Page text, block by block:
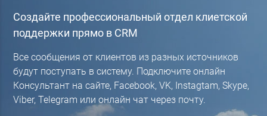
Создайте профессиональный отдел клиетской
поддержки прямо в CRM
Все сообщения от клиентов из разных источников
будут поступать в систему. Подключите онлайн
Консультант на сайте, Facebook, VK, Instagtam, Skype,
Viber, Telegram или онлайн чат через почту.